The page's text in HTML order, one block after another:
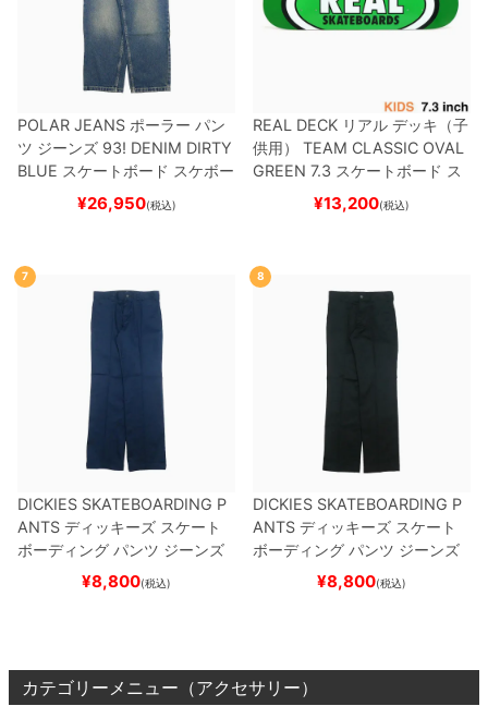
POLAR JEANS ポーラー パン
ツ ジーンズ 93! DENIM DIRTY
BLUE スケートボード スケボー
¥26,950(税込)
REAL DECK リアル デッキ（子
供用）
TEAM CLASSIC OVAL
GREEN 7.3 スケートボード ス
¥13,200(税込)
7
DICKIES SKATEBOARDING P
ANTS ディッキーズ スケート
ボーディング パンツ ジーンズ
SLIM FIT 30 LENGTH
スケートボード スケボ
¥8,800(税込)
8
DICKIES SKATEBOARDING P
ANTS ディッキーズ スケート
ボーディング パンツ ジーンズ
SLIM FIT 30 LENGTH
スケートボード スケボー
¥8,800(税込)
カテゴリーメニュー（アクセサリー）